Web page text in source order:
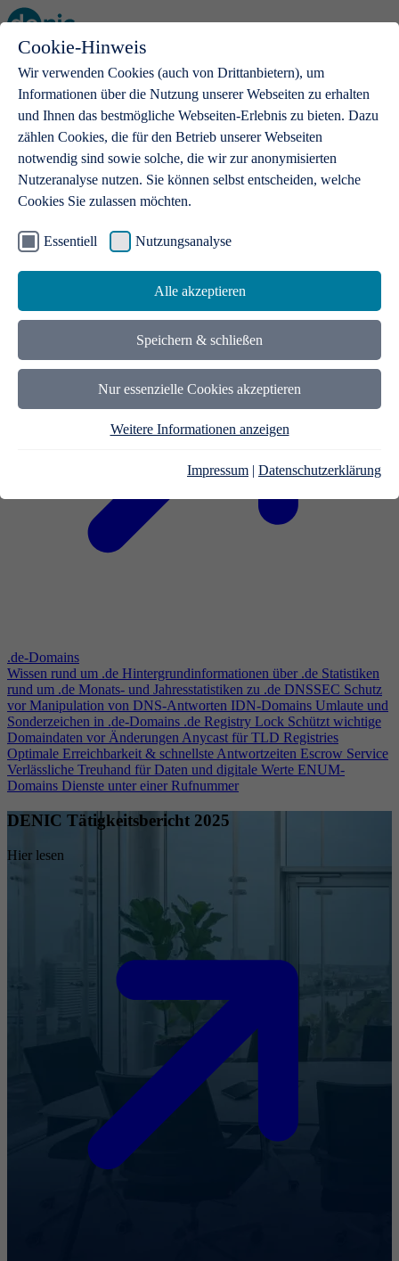
Cookie-Hinweis
Wir verwenden Cookies (auch von Drittanbietern), um
Informationen über die Nutzung unserer Webseiten zu erhalten
und Ihnen das bestmögliche Webseiten-Erlebnis zu bieten. Dazu
zählen Cookies, die für den Betrieb unserer Webseiten
notwendig sind sowie solche, die wir zur anonymisierten
Nutzeranalyse nutzen. Sie können selbst entscheiden, welche
Cookies Sie zulassen möchten.
Essentiell Nutzungsanalyse
Alle akzeptieren
Speichern & schließen
Nur essenzielle Cookies akzeptieren
Weitere Informationen anzeigen
Impressum | Datenschutzerklärung
Open main menu
.de-Domains
Mit einer .de-Domain erhalten Ideen eine Bühne
.de-Domains
Wissen rund um .de Hintergrundinformationen über .de Statistiken
rund um .de Monats- und Jahresstatistiken zu .de DNSSEC Schutz
vor Manipulation von DNS-Antworten IDN-Domains Umlaute und
Sonderzeichen in .de-Domains .de Registry Lock Schützt wichtige
Domaindaten vor ÄnderungenAnycast für TLD Registries
Optimale Erreichbarkeit & schnellste Antwortzeiten Escrow Service
Verlässliche Treuhand für Daten und digitale Werte ENUM-
Domains Dienste unter einer Rufnummer
DENIC Tätigkeitsbericht 2025
Hier lesen